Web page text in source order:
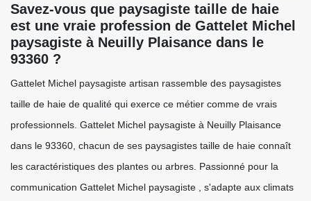
Savez-vous que paysagiste taille de haie
est une vraie profession de Gattelet Michel
paysagiste à Neuilly Plaisance dans le
93360 ?
Gattelet Michel paysagiste artisan rassemble des paysagistes
taille de haie de qualité qui exerce ce métier comme de vrais
professionnels. Gattelet Michel paysagiste à Neuilly Plaisance
dans le 93360, chacun de ses paysagistes taille de haie connaît
les caractéristiques des plantes ou arbres. Passionné pour la
communication Gattelet Michel paysagiste , s'adapte aux climats